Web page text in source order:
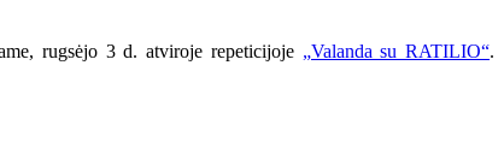
rugsėjo 3 d. atviroje repeticijoje „Valanda su RATILIO“.